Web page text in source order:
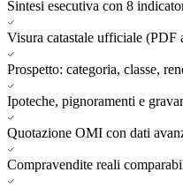
Sintesi esecutiva con 8
Visura catastale ufficiale (PDF
Prospetto: categoria, classe,
Ipoteche, pignoramenti e
Quotazione OMI con dati
Compravendite reali